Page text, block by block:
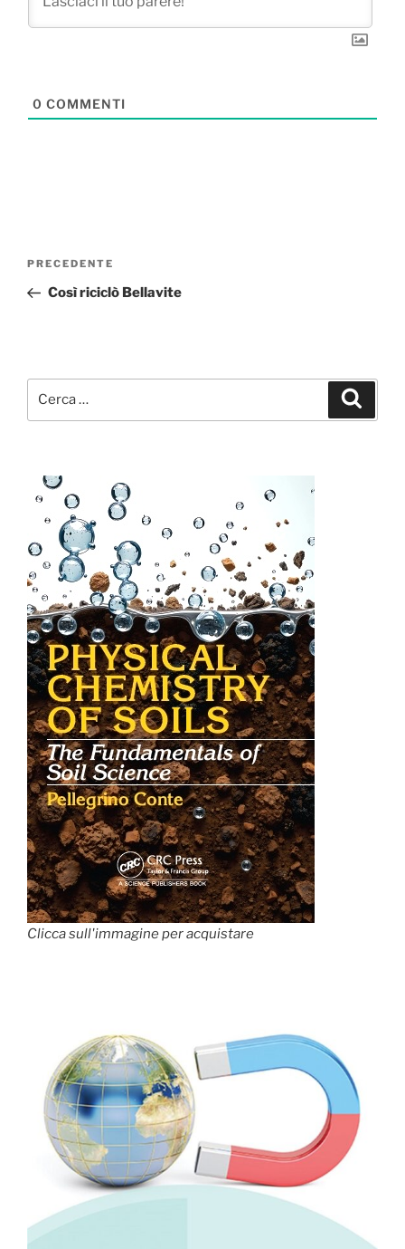
0 COMMENTI
Navigazione
Articolo
precedente:
PRECEDENTE
Così riciclò Bellavite
Clicca sull'immagine per acquistare